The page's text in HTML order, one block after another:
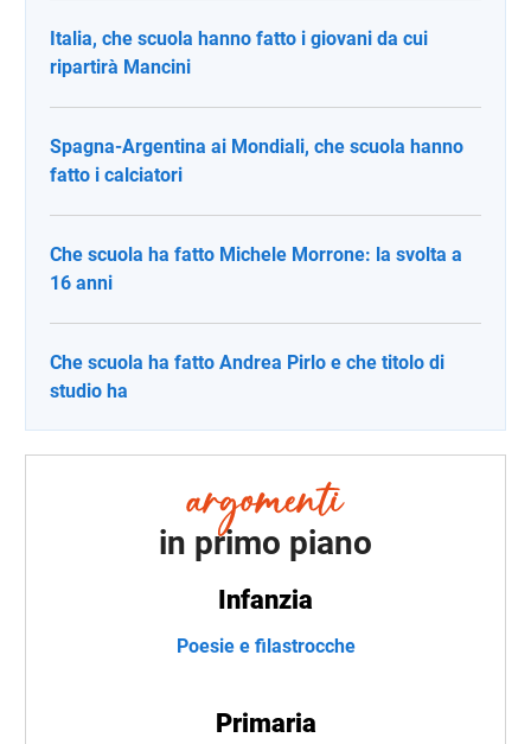
Italia, che scuola hanno fatto i giovani da cui
ripartirà Mancini
Spagna-Argentina ai Mondiali, che scuola hanno
fatto i calciatori
Che scuola ha fatto Michele Morrone: la svolta a
16 anni
Che scuola ha fatto Andrea Pirlo e che titolo di
studio ha
in primo piano
Infanzia
Poesie e filastrocche
Primaria